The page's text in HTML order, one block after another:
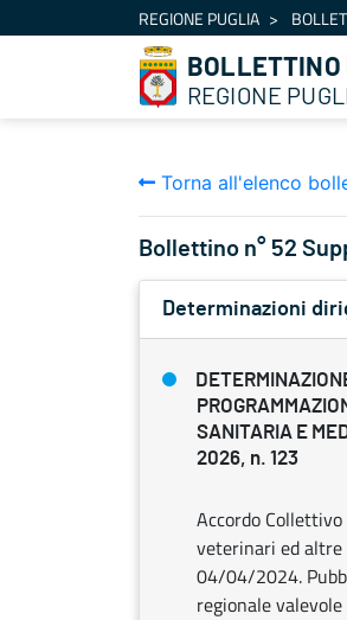
Salta al contenutoREGIONE PUGLIA
REGIONE
Torna all'elenco
Bollettino n° 52
Determinazioni
SANITARIA E
2026, n. 123
Accordo
veterinari ed altre
04/04/2024.
regionale